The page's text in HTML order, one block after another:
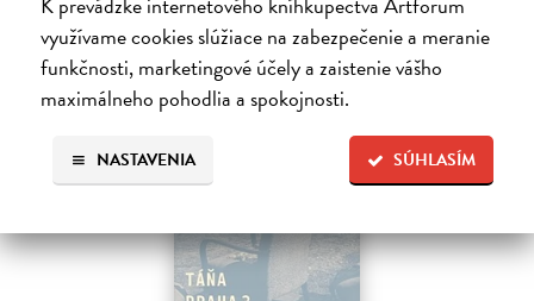
využívame cookies slúžiace na zabezpečenie a meranie
funkčnosti, marketingové účely a zaistenie vášho
maximálneho pohodlia a spokojnosti.
SÚHLASÍM
NASTAVENIA